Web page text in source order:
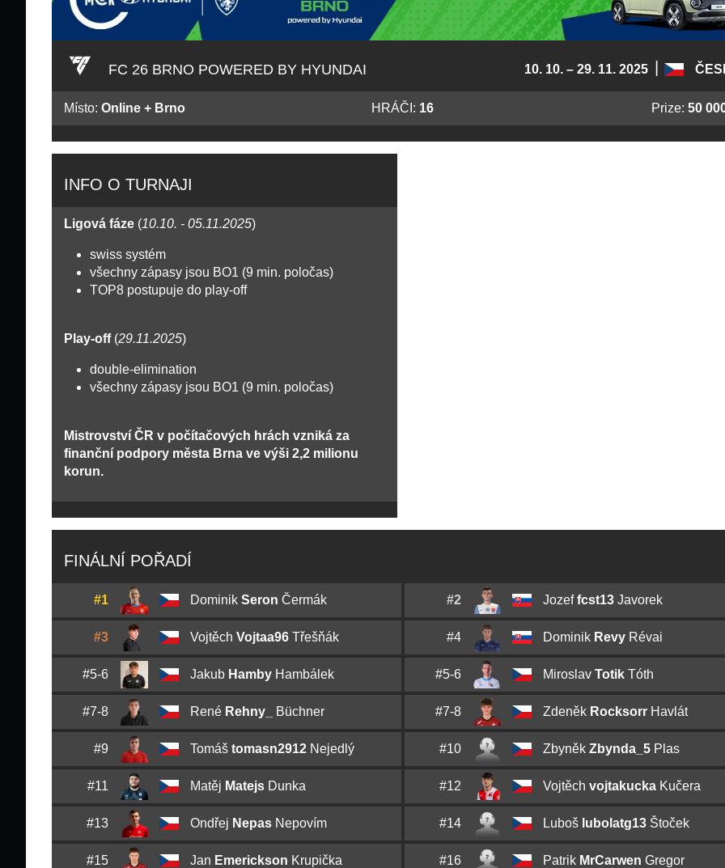
FC 26 BRNO POWERED BY HYUNDAI 10. 10. – 29. 11. 2025
Místo: Online + Brno HRÁČI: 16 Prize: 50
INFO O TURNAJI
Ligová fáze (10.10. - 05.11.2025)
swiss systém
všechny zápasy jsou BO1 (9 min. poločas)
TOP8 postupuje do play-off
Play-off(29.11.2025)
double-elimination
všechny zápasy jsou BO1 (9 min. poločas)
Mistrovství ČR v počítačových hrách vzniká za
finanční podpory města Brna ve výši 2,2 milionu
korun.
FINÁLNÍ POŘADÍ
#1 Dominik Seron Čermák #2 Jozeffcst13 Javorek
#3 Vojtěch Vojtaa96 Třešňák #4 Dominik Revy Révai
#5-6 Jakub Hamby Hambálek #5-6 Miroslav Totik Tóth
#7-8 René Rehny_ Büchner #7-8 Zdeněk Rocksorr Havlát
#9 Tomáš tomasn2912 Nejedlý #10 Zbyněk Zbynda_5 Plas
#11 Matěj Matejs Dunka #12 Vojtěch vojtakucka Kučera
#13 Ondřej Nepas Nepovím #14 Luboš lubolatg13 Štoček
#15 Jan Emerickson Krupička #16 Patrik MrCarwen Gregor